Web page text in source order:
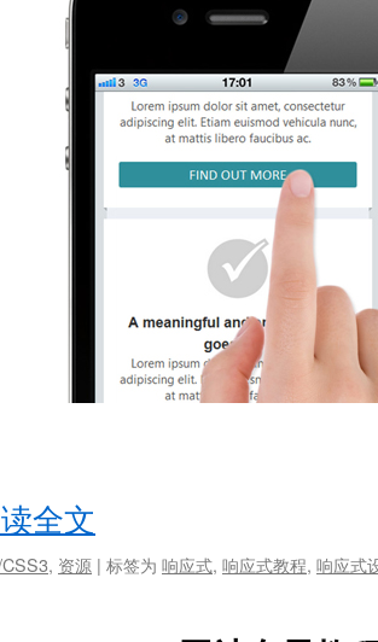
全文
, 资源 | 标签为 响应式, 响应式教程, 响应式